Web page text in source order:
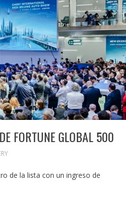
FORTUNE GLOBAL 500
de la lista con un ingreso de